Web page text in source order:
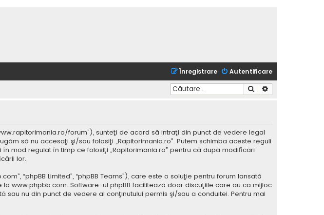
Autentificare
Înregistrare
Căutare
forum”), sunteţi de acord să intraţi din punct de vedere legal
să nu accesaţi şi/sau folosiţi „Rapitorimania.ro”. Putem schimba aceste reguli
mod regulat în timp ce folosiţi „Rapitorimania.ro” pentru că după modificări
lor.
“phpBB Limited”, “phpBB Teams”), care este o soluţie pentru forum lansată
la www.phpbb.com. Software-ul phpBB facilitează doar discuţiile care au ca mijloc
nu din punct de vedere al conţinutului permis şi/sau a conduitei. Pentru mai